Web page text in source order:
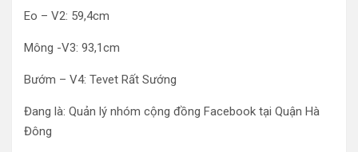
Eo – V2: 59,4cm
Mông -V3: 93,1cm
Bướm – V4: Tevet Rất Sướng
Đang là: Quản lý nhóm cộng đồng Facebook tại Quận Hà
Đông